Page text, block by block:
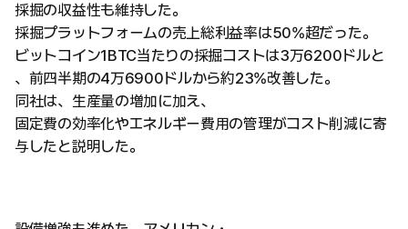
採掘の収益性も維持した。
採掘プラットフォームの売上総利益率は50%超だった。
ビットコイン1BTC当たりの採掘コストは3万6200ドルと
、前四半期の4万6900ドルから約23%改善した。
同社は、生産量の増加に加え、
固定費の効率化やエネルギー費用の管理がコスト削減に寄
与したと説明した。